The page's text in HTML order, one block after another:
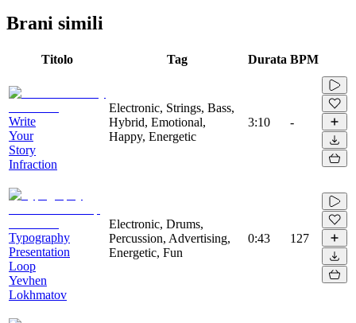
Brani simili
Titolo Tag Durata BPM
Write
Your
Story
Infraction
Electronic, Strings, Bass,
Hybrid, Emotional,
Happy, Energetic
3:10 -
Typography
Presentation
Loop
Yevhen
Lokhmatov
Electronic, Drums,
Percussion, Advertising,
Energetic, Fun
0:43 127